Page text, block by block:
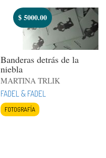
$5000.00
Banderas detrás de la
niebla
MARTINA TRLIK
FADEL & FADEL
FOTOGRAFÍA